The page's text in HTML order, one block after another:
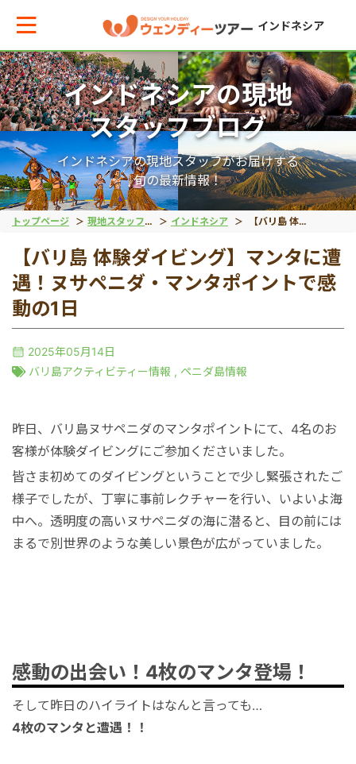
インドネシア
トップページ 現地スタッフブログ インドネシア 【バリ島 体験ダイビング】マンタに遭遇！ヌサペニダ・マンタポイントで感動の1日
インドネシアの現地
スタッフブログ
インドネシアの現地スタッフがお届けする
旬の最新情報！
【バリ島 体験ダイビング】マンタに遭
遇！ヌサペニダ・マンタポイントで感
動の1日
2025年05月14日
バリ島アクティビティー情報 , ペニダ島情報
昨日、バリ島ヌサペニダのマンタポイントにて、4名のお
客様が体験ダイビングにご参加くださいました。
皆さま初めてのダイビングということで少し緊張されたご
様子でしたが、丁寧に事前レクチャーを行い、いよいよ海
中へ。透明度の高いヌサペニダの海に潜ると、目の前には
まるで別世界のような美しい景色が広がっていました。
感動の出会い！4枚のマンタ登場！
そして昨日のハイライトはなんと言っても…
4枚のマンタと遭遇！！
メインメニューへ戻る
マから現地ツアーを探す
系
ツアー
VIPアシスト
ライン体験
ターンシップ
サポート
メインメニューへ戻る
アからお役立ち情報を探す
ドネシア
ナム
ーシア
ボジア
戻る
動物系
象
コモドドラゴン
戻る
離島ツアー
レンボンガン島
ヌサペニダ島
戻る
世界遺産
ボロブドゥール遺跡
プランバナン遺跡
戻る
秘境
タナトラジャ
ブロモ山